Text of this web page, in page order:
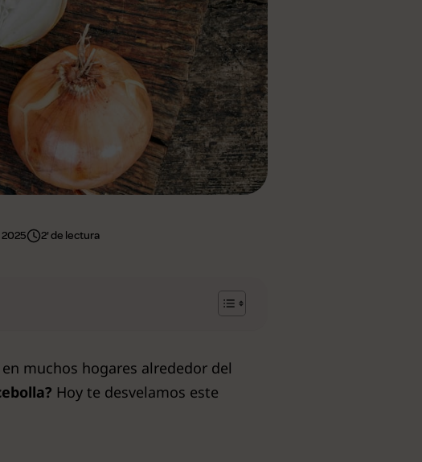
2' de lectura
muchos hogares alrededor del
Hoy te desvelamos este